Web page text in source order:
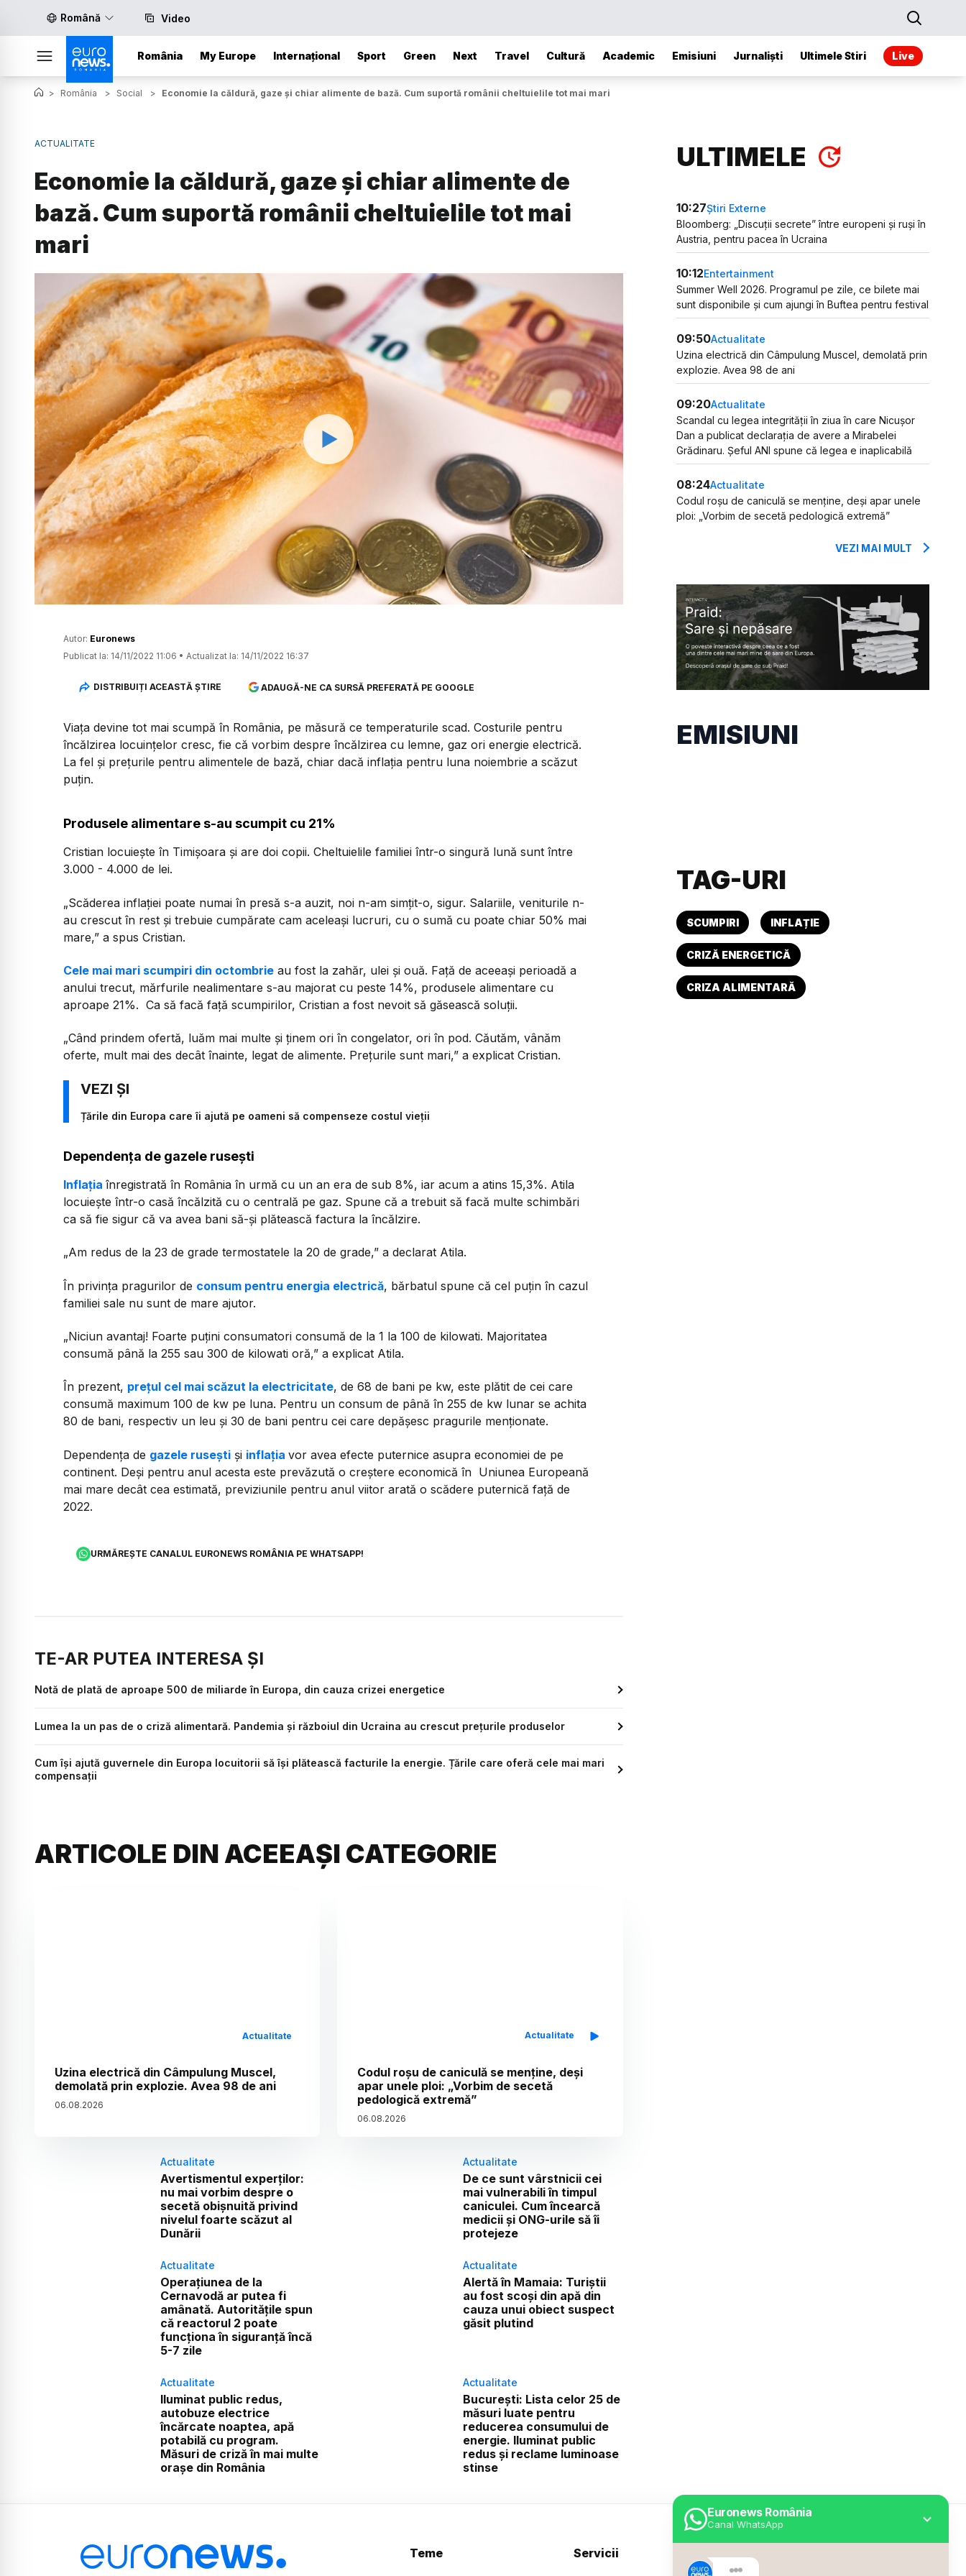
Română Video
România My Europe Internațional Sport Green Next Travel Cultură Academic Emisiuni Jurnaliști Ultimele Stiri Live
Euronews România
Canal WhatsApp
> România > Social > Economie la căldură, gaze și chiar alimente de bază. Cum suportă românii cheltuielile tot mai mari
ACTUALITATE
Economie la căldură, gaze și chiar alimente de
bază. Cum suportă românii cheltuielile tot mai
mari
Watch
Autor: Euronews
Publicat la: 14/11/2022 11:06 • Actualizat la: 14/11/2022 16:37
DISTRIBUIȚI ACEASTĂ ȘTIRE ADAUGĂ-NE CA SURSĂ PREFERATĂ PE GOOGLE
Viața devine tot mai scumpă în România, pe măsură ce temperaturile scad. Costurile pentru
încălzirea locuințelor cresc, fie că vorbim despre încălzirea cu lemne, gaz ori energie electrică.
La fel și prețurile pentru alimentele de bază, chiar dacă inflația pentru luna noiembrie a scăzut
puțin.
Produsele alimentare s-au scumpit cu 21%
Cristian locuiește în Timișoara și are doi copii. Cheltuielile familiei într-o singură lună sunt între
3.000 - 4.000 de lei.
„Scăderea inflației poate numai în presă s-a auzit, noi n-am simțit-o, sigur. Salariile, veniturile n-
au crescut în rest și trebuie cumpărate cam aceleași lucruri, cu o sumă cu poate chiar 50% mai
mare,” a spus Cristian.
Cele mai mari scumpiri din octombrie au fost la zahăr, ulei și ouă. Față de aceeași perioadă a
anului trecut, mărfurile nealimentare s-au majorat cu peste 14%, produsele alimentare cu
aproape 21%. Ca să facă față scumpirilor, Cristian a fost nevoit să găsească soluții.
„Când prindem ofertă, luăm mai multe și ținem ori în congelator, ori în pod. Căutăm, vânăm
oferte, mult mai des decât înainte, legat de alimente. Prețurile sunt mari,” a explicat Cristian.
Țările din Europa care îi ajută pe oameni să compenseze costul vieții
Dependența de gazele rusești
Inflația înregistrată în România în urmă cu un an era de sub 8%, iar acum a atins 15,3%. Atila
locuiește într-o casă încălzită cu o centrală pe gaz. Spune că a trebuit să facă multe schimbări
ca să fie sigur că va avea bani să-și plătească factura la încălzire.
„Am redus de la 23 de grade termostatele la 20 de grade,” a declarat Atila.
În privința pragurilor de consum pentru energia electrică, bărbatul spune că cel puțin în cazul
familiei sale nu sunt de mare ajutor.
„Niciun avantaj! Foarte puțini consumatori consumă de la 1 la 100 de kilowati. Majoritatea
consumă până la 255 sau 300 de kilowati oră,” a explicat Atila.
În prezent, prețul cel mai scăzut la electricitate, de 68 de bani pe kw, este plătit de cei care
consumă maximum 100 de kw pe luna. Pentru un consum de până în 255 de kw lunar se achita
80 de bani, respectiv un leu și 30 de bani pentru cei care depășesc pragurile menționate.
Dependența de gazele rusești și inflația vor avea efecte puternice asupra economiei de pe
continent. Deși pentru anul acesta este prevăzută o creștere economică în Uniunea Europeană
mai mare decât cea estimată, previziunile pentru anul viitor arată o scădere puternică față de
2022.
URMĂREȘTE CANALUL EURONEWS ROMÂNIA PE WHATSAPP!
TE-AR PUTEA INTERESA ȘI
Notă de plată de aproape 500 de miliarde în Europa, din cauza crizei energetice
Lumea la un pas de o criză alimentară. Pandemia şi războiul din Ucraina au crescut preţurile produselor
Cum își ajută guvernele din Europa locuitorii să își plătească facturile la energie. Țările care oferă cele mai mari
compensații
ARTICOLE DIN ACEEAȘI CATEGORIE
Actualitate
Uzina electrică din Câmpulung Muscel,
demolată prin explozie. Avea 98 de ani
06.08.2026
Actualitate
Codul roșu de caniculă se menține, deși
apar unele ploi: „Vorbim de secetă
pedologică extremă”
06.08.2026
Actualitate
Avertismentul experților:
nu mai vorbim despre o
secetă obișnuită privind
nivelul foarte scăzut al
Dunării
Actualitate
De ce sunt vârstnicii cei
mai vulnerabili în timpul
caniculei. Cum încearcă
medicii și ONG-urile să îi
protejeze
Actualitate
Operațiunea de la
Cernavodă ar putea fi
amânată. Autoritățile spun
că reactorul 2 poate
funcționa în siguranță încă
5-7 zile
Actualitate
Alertă în Mamaia: Turiștii
au fost scoși din apă din
cauza unui obiect suspect
găsit plutind
Actualitate
Iluminat public redus,
autobuze electrice
încărcate noaptea, apă
potabilă cu program.
Măsuri de criză în mai multe
orașe din România
Actualitate
București: Lista celor 25 de
măsuri luate pentru
reducerea consumului de
energie. Iluminat public
redus și reclame luminoase
stinse
ULTIMELE
10:27Știri Externe
Bloomberg: „Discuții secrete” între europeni și ruși în
Austria, pentru pacea în Ucraina
10:12Entertainment
Summer Well 2026. Programul pe zile, ce bilete mai
sunt disponibile și cum ajungi în Buftea pentru festival
09:50Actualitate
Uzina electrică din Câmpulung Muscel, demolată prin
explozie. Avea 98 de ani
09:20Actualitate
Scandal cu legea integrității în ziua în care Nicușor
Dan a publicat declarația de avere a Mirabelei
Grădinaru. Șeful ANI spune că legea e inaplicabilă
08:24Actualitate
Codul roșu de caniculă se menține, deși apar unele
ploi: „Vorbim de secetă pedologică extremă”
VEZI MAI MULT
EMISIUNI
TAG-URI
SCUMPIRI INFLAȚIE
CRIZĂ ENERGETICĂ
CRIZA ALIMENTARĂ
Teme Servicii